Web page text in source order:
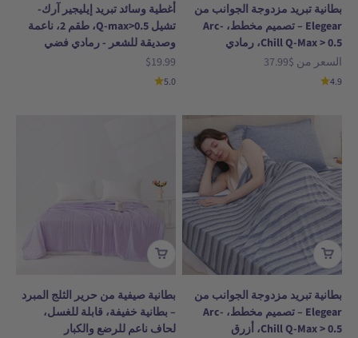
بطانية تبريد مزدوجة الجوانب من
Elegear – تصميم مخطط، Arc-
Chill Q-Max > 0.5، رمادي
السعر بعد الخصم
السعر من $37.99
4.9
أغطية وسائد تبريد إيليجير آرك-
تشيل Q-max>0.5، طقم 2، ناعمة
وصديقة للشعر - رمادي فضي
السعر بعد الخصم
$19.99
5.0
بطانية تبريد مزدوجة الجوانب من
Elegear – تصميم مخطط، Arc-
Chill Q-Max > 0.5، أزرق
بطانية صيفية من حرير الثلج المبرد
– بطانية خفيفة، قابلة للغسل،
لحاف ناعم للرضع والكبار